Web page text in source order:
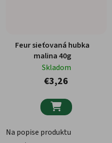
Feur sieťovaná hubka
malina 40g
Skladom
€3,26

Na popise produktu